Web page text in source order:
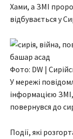
Хами, а ЗМІ
відбувається у
Фото: DW |
У мережі
інформацією
повернувся до
Події, які